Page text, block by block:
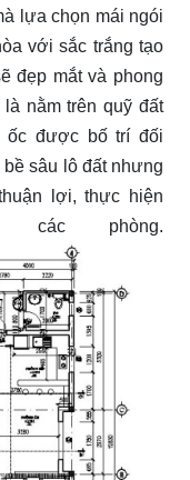
lựa chọn mái ngói
với sắc trắng tạo
đẹp mắt và phong
nằm trên quỹ đất
ốc được bố trí đối
sâu lô đất nhưng
lợi, thực hiện
các phòng.